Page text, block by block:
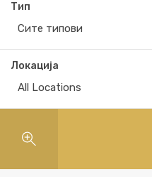
Тип
Сите типови
Локација
All Locations